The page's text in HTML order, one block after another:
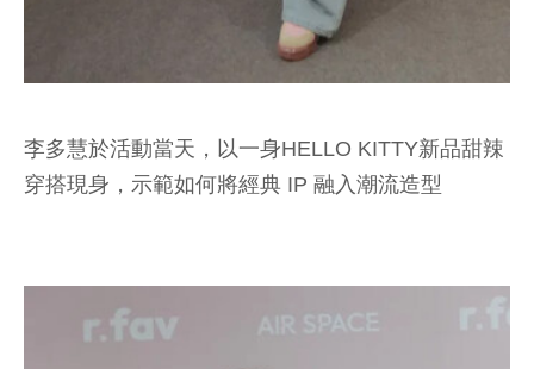
李多慧於活動當天，以一身HELLO KITTY新品甜辣
穿搭現身，示範如何將經典 IP 融入潮流造型